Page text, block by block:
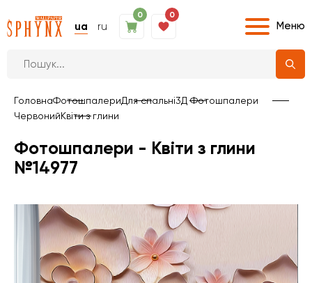
ua ru
0 0
Меню
ГоловнаФотошпалериДля спальні3Д Фотошпалери
ЧервонийКвіти з глини
Фотошпалери - Квіти з глини
№14977